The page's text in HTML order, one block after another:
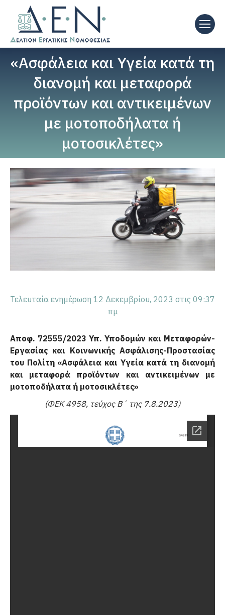
«Ασφάλεια και Υγεία κατά τη
διανομή και μεταφορά
προϊόντων και αντικειμένων
με μοτοποδήλατα ή
μοτοσικλέτες»
Τελευταία ενημέρωση 12 Δεκεμβρίου, 2023 στις 09:37
πμ
Αποφ. 72555/2023 Υπ. Υποδομών και Μεταφορών-
Εργασίας και Κοινωνικής Ασφάλισης-Προστασίας
του Πολίτη «Ασφάλεια και Υγεία κατά τη διανομή
και μεταφορά προϊόντων και αντικειμένων με
μοτοποδήλατα ή μοτοσικλέτες»
(ΦΕΚ 4958, τεύχος Β΄ της 7.8.2023)